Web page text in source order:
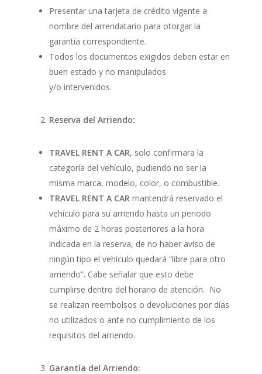
Presentar una tarjeta de crédito vigente a
nombre del arrendatario para otorgar la
garantía correspondiente.
Todos los documentos exigidos deben estar en
buen estado y no manipulados
y/o intervenidos.
Reserva del Arriendo:
TRAVEL RENT A CAR, solo confirmara la
categoría del vehículo, pudiendo no ser la
misma marca, modelo, color, o combustible.
TRAVEL RENT A CAR mantendrá reservado el
vehículo para su arriendo hasta un periodo
máximo de 2 horas posteriores a la hora
indicada en la reserva, de no haber aviso de
ningún tipo el vehículo quedará “libre para otro
arriendo”. Cabe señalar que esto debe
cumplirse dentro del horario de atención. No
se realizan reembolsos o devoluciones por días
no utilizados o ante no cumplimiento de los
requisitos del arriendo.
Garantía del Arriendo: